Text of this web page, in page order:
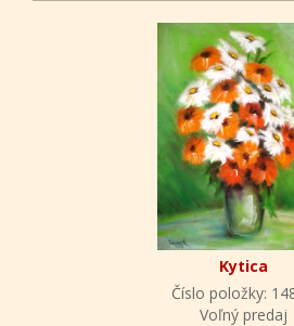
Kytica
Číslo položky:
Voľný predaj